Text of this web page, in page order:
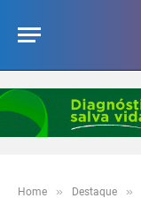
Home » Destaque »